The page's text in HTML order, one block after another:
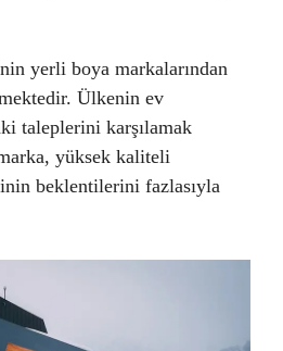
yerli boya markalarından
Ülkenin ev
taleplerini karşılamak
yüksek kaliteli
beklentilerini fazlasıyla